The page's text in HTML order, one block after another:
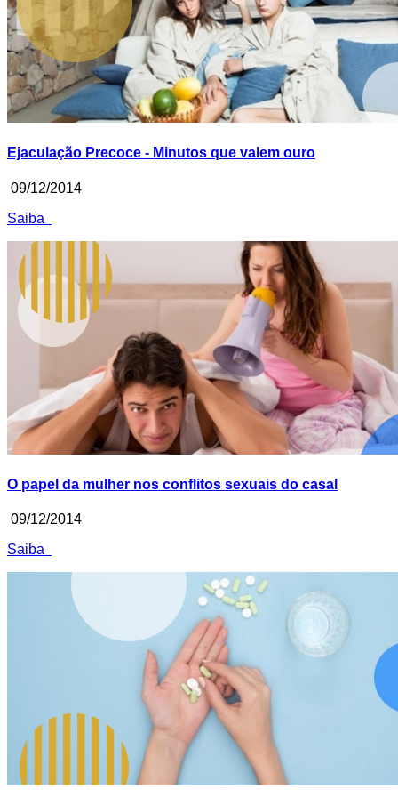
Ejaculação Precoce - Minutos que valem ouro
09/12/2014
Saiba
O papel da mulher nos conflitos sexuais do casal
09/12/2014
Saiba